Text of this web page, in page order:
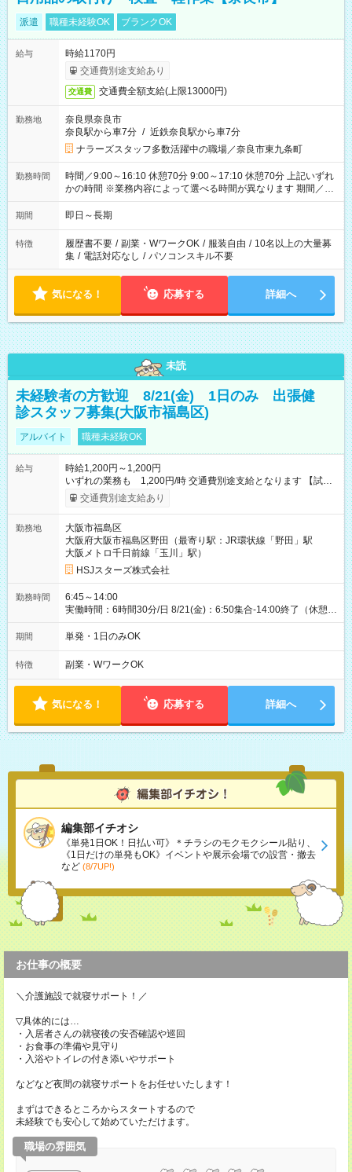
派遣 職種未経験OK ブランクOK
給与
時給1170円
交通費別途支給あり
交通費 交通費全額支給(上限13000円)
勤務地
奈良県奈良市
奈良駅から車7分 / 近鉄奈良駅から車7分
ナラーズスタッフ多数活躍中の職場／奈良市東九条町
勤務時間
時間／9:00～16:10 休憩70分 9:00～17:10 休憩70分 上記いずれ
かの時間 ※業務内容によって選べる時間が異なります 期間／即
日～長期安定 スタート日は相談可能！ 勤務日／月～金の週4日
～でOK！
期間 即日～長期
特徴 履歴書不要 / 副業・WワークOK / 服装自由 / 10名以上の大量募
集 / 電話対応なし / パソコンスキル不要
気になる！ 応募する 詳細へ
未読
未経験者の方歓迎 8/21(金) 1日のみ 出張健
診スタッフ募集(大阪市福島区)
アルバイト 職種未経験OK
給与
時給1,200円～1,200円
いずれの業務も 1,200円/時 交通費別途支給となります 【試用
期間】試用期間なし
交通費別途支給あり
勤務地
大阪市福島区
大阪府大阪市福島区野田（最寄り駅：JR環状線「野田」駅
大阪メトロ千日前線「玉川」駅）
HSJスターズ株式会社
勤務時間
6:45～14:00
実働時間：6時間30分/日 8/21(金)：6:50集合-14:00終了（休憩
45分)
期間 単発・1日のみOK
特徴 副業・WワークOK
気になる！ 応募する 詳細へ
編集部イチオシ
《単発1日OK！日払い可》＊チラシのモクモクシール貼り、
《1日だけの単発もOK》イベントや展示会場での設営・撤去
など (8/7UP!)
お仕事の概要
＼介護施設で就寝サポート！／
▽具体的には…
・入居者さんの就寝後の安否確認や巡回
・お食事の準備や見守り
・入浴やトイレの付き添いやサポート
などなど夜間の就寝サポートをお任せいたします！
まずはできるところからスタートするので
未経験でも安心して始めていただけます。
職場の雰囲気